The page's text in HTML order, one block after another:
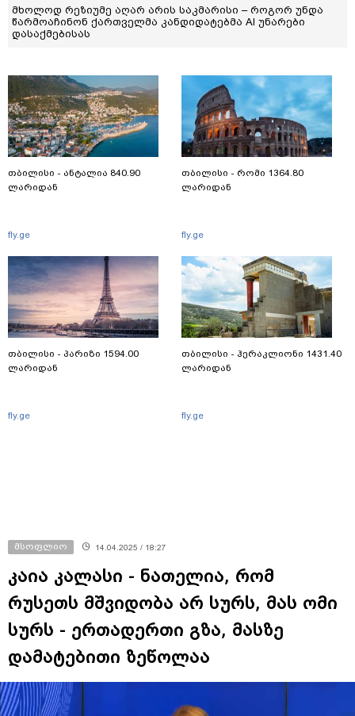
მხოლოდ რეზიუმე აღარ არის საკმარისი – როგორ უნდა
წარმოაჩინონ ქართველმა კანდიდატებმა AI უნარები
დასაქმებისას
თბილისი - ანტალია 840.90
ლარიდან
fly.ge
თბილისი - პარიზი 1594.00
ლარიდან
fly.ge
თბილისი - რომი 1364.80
ლარიდან
fly.ge
თბილისი - ჰერაკლიონი 1431.40
ლარიდან
fly.ge
მსოფლიო 14.04.2025 / 18:27
კაია კალასი - ნათელია, რომ
რუსეთს მშვიდობა არ სურს, მას ომი
სურს - ერთადერთი გზა, მასზე
დამატებითი ზეწოლაა